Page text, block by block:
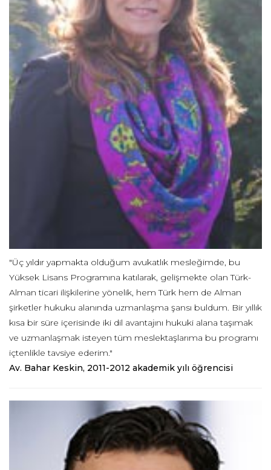
"Üç yıldır yapmakta olduğum avukatlık mesleğimde, bu
Yüksek Lisans Programına katılarak, gelişmekte olan Türk-
Alman ticari ilişkilerine yönelik, hem Türk hem de Alman
şirketler hukuku alanında uzmanlaşma şansı buldum. Bir yıllık
kısa bir süre içerisinde iki dil avantajını hukuki alana taşımak
ve uzmanlaşmak isteyen tüm meslektaşlarıma bu programı
içtenlikle tavsiye ederim."
Av. Bahar Keskin, 2011-2012 akademik yılı öğrencisi